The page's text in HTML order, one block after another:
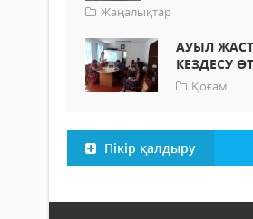
Жаңалықтар
АУЫЛ
КЕЗДЕСУ
Қоғам
Пікір қалдыру